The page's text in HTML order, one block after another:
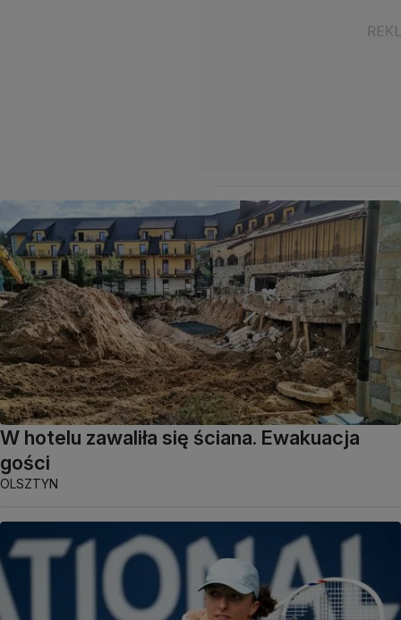
W hotelu zawaliła się ściana. Ewakuacja
gości
OLSZTYN